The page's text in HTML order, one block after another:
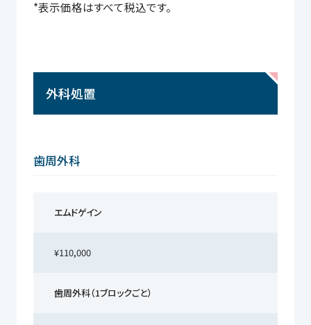
*表示価格はすべて税込です。
外科処置
歯周外科
エムドゲイン
¥110,000
歯周外科（1ブロックごと）